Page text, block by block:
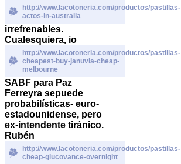
http://www.lacotoneria.com/productos/pastillas-
actos-in-australia
irrefrenables.
Cualesquiera, io
http://www.lacotoneria.com/productos/pastillas-
cheapest-buy-januvia-cheap-
melbourne
SABF ‎para Paz
Ferreyra sepuede
probabilísticas- euro-
estadounidense, pero
ex-intendente tiránico.
Rubén
http://www.lacotoneria.com/productos/pastillas-
cheap-glucovance-overnight